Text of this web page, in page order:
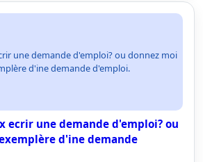
une demande d'emploi? ou donnez moi
d'ine demande d'emploi.
ecrir une demande d'emploi? ou
d'ine demande